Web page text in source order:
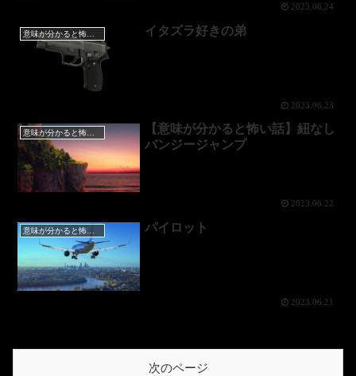
2023.06.24
意味が分かると怖い話 イタズラ好きの弟
2023.06.23
意味が分かると怖い話
【意味が分かると怖い話】紐なし
バンジージャンプ
2023.06.22
意味が分かると怖い話 パイロット
2023.06.21
次のページ